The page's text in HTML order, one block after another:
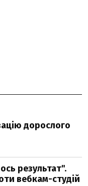
дорослого
результат".
вебкам-студій